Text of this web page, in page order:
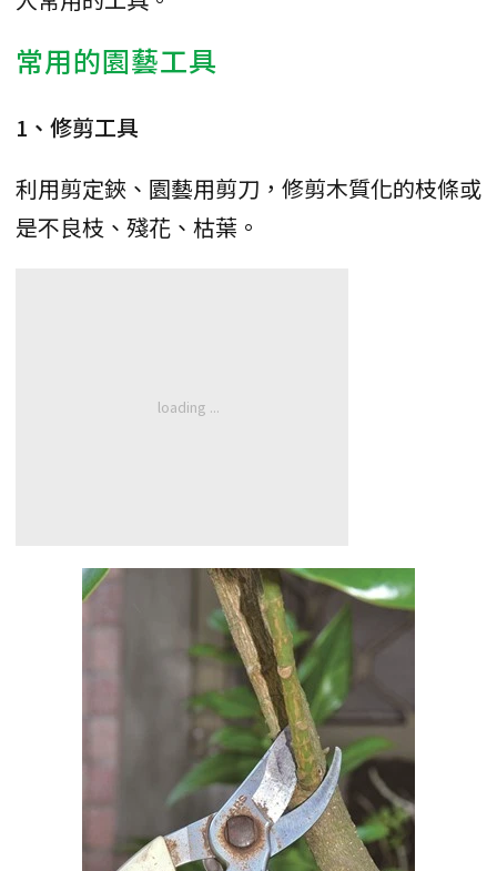
常用的園藝工具
1、修剪工具
利用剪定鋏、園藝用剪刀，修剪木質化的枝條或
是不良枝、殘花、枯葉。